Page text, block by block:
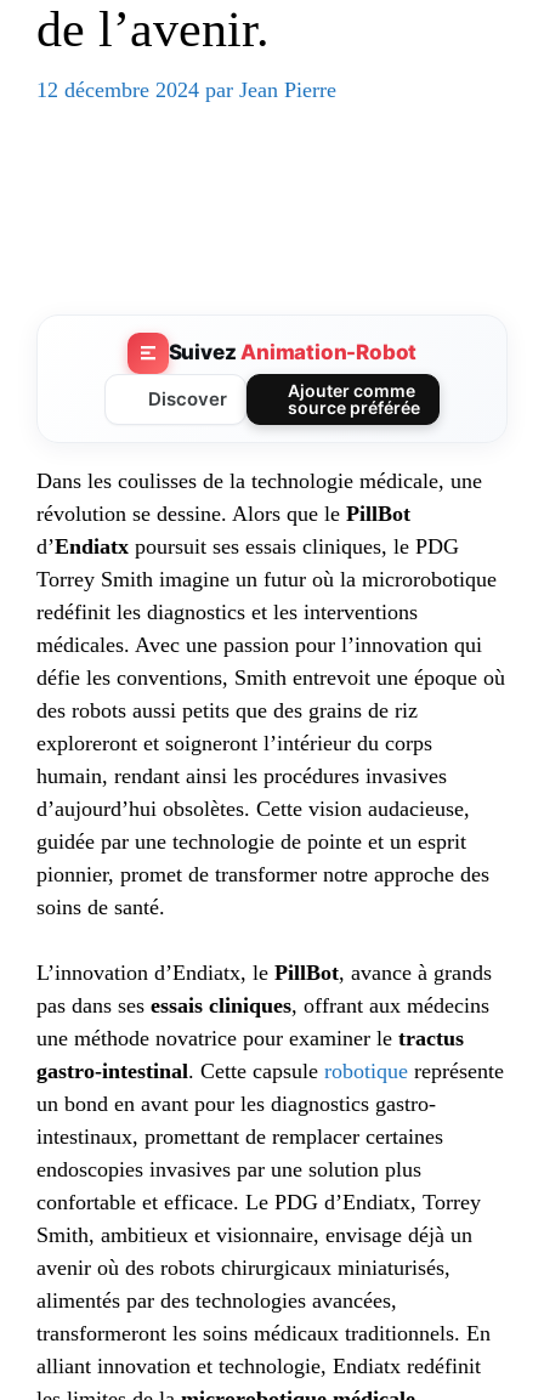
de l’avenir.
12 décembre 2024 par Jean Pierre
SuivezAnimation-Robot
Discover
Ajouter comme
source préférée
Dans les coulisses de la technologie médicale, une
révolution se dessine. Alors que le PillBot
d’Endiatx poursuit ses essais cliniques, le PDG
Torrey Smith imagine un futur où la microrobotique
redéfinit les diagnostics et les interventions
médicales. Avec une passion pour l’innovation qui
défie les conventions, Smith entrevoit une époque où
des robots aussi petits que des grains de riz
exploreront et soigneront l’intérieur du corps
humain, rendant ainsi les procédures invasives
d’aujourd’hui obsolètes. Cette vision audacieuse,
guidée par une technologie de pointe et un esprit
pionnier, promet de transformer notre approche des
soins de santé.
L’innovation d’Endiatx, le PillBot, avance à grands
pas dans ses essais cliniques, offrant aux médecins
une méthode novatrice pour examiner le tractus
gastro-intestinal. Cette capsule robotique représente
un bond en avant pour les diagnostics gastro-
intestinaux, promettant de remplacer certaines
endoscopies invasives par une solution plus
confortable et efficace. Le PDG d’Endiatx, Torrey
Smith, ambitieux et visionnaire, envisage déjà un
avenir où des robots chirurgicaux miniaturisés,
alimentés par des technologies avancées,
transformeront les soins médicaux traditionnels. En
alliant innovation et technologie, Endiatx redéfinit